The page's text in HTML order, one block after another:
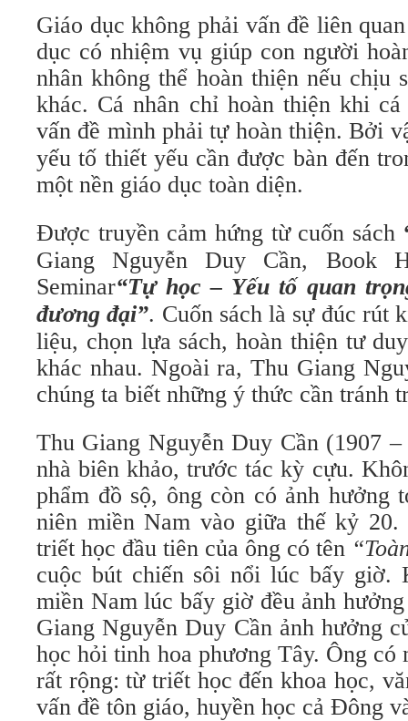
Giáo dục không phải vấn đề liên
dục có nhiệm vụ giúp con người
nhân không thể hoàn thiện nếu chịu
khác. Cá nhân chỉ hoàn thiện khi
vấn đề mình phải tự hoàn thiện. Bởi
yếu tố thiết yếu cần được bàn đến
một nền giáo dục toàn diện.
Được truyền cảm hứng từ cuốn sách
Giang Nguyễn Duy Cần, Book
Seminar“Tự học – Yếu tố quan
đương đại”. Cuốn sách là sự đúc rút
liệu, chọn lựa sách, hoàn thiện tư
khác nhau. Ngoài ra, Thu Giang
chúng ta biết những ý thức cần tránh
Thu Giang Nguyễn Duy Cần (1907
nhà biên khảo, trước tác kỳ cựu.
phẩm đồ sộ, ông còn có ảnh hưởng
niên miền Nam vào giữa thế kỷ 20.
triết học đầu tiên của ông có tên
cuộc bút chiến sôi nổi lúc bấy giờ.
miền Nam lúc bấy giờ đều ảnh
Giang Nguyễn Duy Cần ảnh hưởng
học hỏi tinh hoa phương Tây. Ông có
rất rộng: từ triết học đến khoa học,
vấn đề tôn giáo, huyền học cả Đông